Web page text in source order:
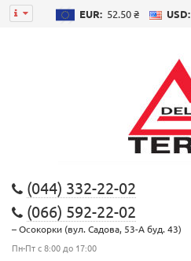
EUR: 52.50 ₴ USD:
(044) 332-22-02
(066) 592-22-02
– Осокорки (вул. Садова, 53-А буд. 43)
Пн-Пт с 8:00 до 17:00